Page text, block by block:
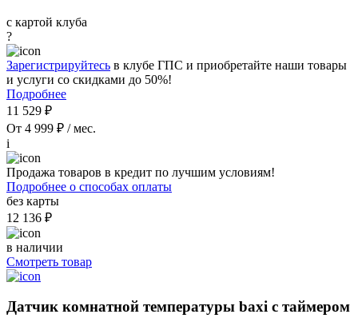
с картой клуба
?
Зарегистрируйтесь в клубе ГПС и приобретайте наши товары
и услуги со скидками до 50%!
Подробнее
11 529 ₽
От 4 999 ₽ / мес.
i
Продажа товаров в кредит по лучшим условиям!
Подробнее о способах оплаты
без карты
12 136 ₽
в наличии
Смотреть товар
Датчик комнатной температуры baxi с таймером